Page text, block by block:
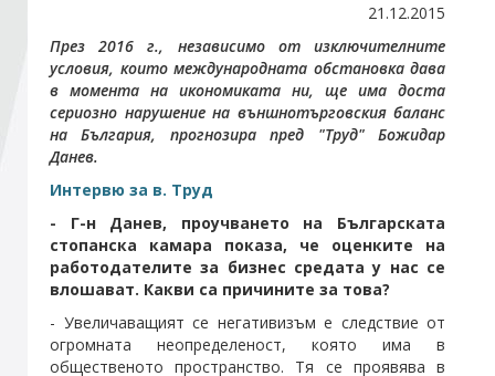
Стани член
Абонирайте се!
21.12.2015
През 2016 г., независимо от изключителните
условия, които международната обстановка дава
в момента на икономиката ни, ще има доста
сериозно нарушение на външнотърговския баланс
на България, прогнозира пред "Труд" Божидар
Данев.
Интервю за в. Труд
- Г-н Данев, проучването на Българската
стопанска камара показа, че оценките на
работодателите за бизнес средата у нас се
влошават. Какви са причините за това?
- Увеличаващият се негативизъм е следствие от
огрoмнaтa неопределеност, която има в
общественото пространство. Тя се проявява в